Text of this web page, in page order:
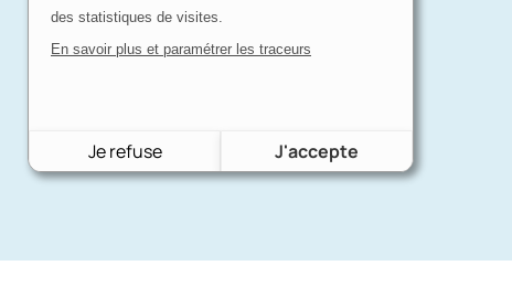
des statistiques de visites.
En savoir plus et paramétrer les traceurs
Je refuse J'accepte